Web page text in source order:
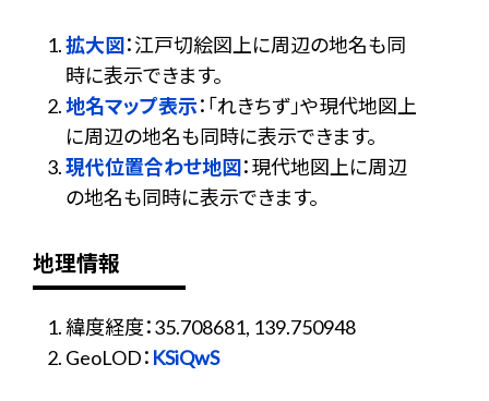
拡大図：江戸切絵図上に周辺の地名も同
時に表示できます。
地名マップ表示：「れきちず」や現代地図上
に周辺の地名も同時に表示できます。
現代位置合わせ地図：現代地図上に周辺
の地名も同時に表示できます。
地理情報
緯度経度：35.708681, 139.750948
GeoLOD： KSiQwS